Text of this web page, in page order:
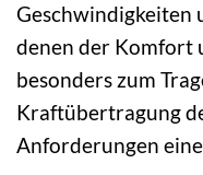
Geschwindigkeiten
denen der Komfort
besonders zum
Kraftübertragung
Anforderungen